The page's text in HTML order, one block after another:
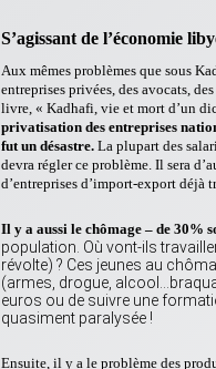
S’agissant de l’économie
Aux mêmes problèmes que sous
entreprises privées, des avocats,
livre, « Kadhafi, vie et mort d’un
privatisation des entreprises
fut un désastre. La plupart des
devra régler ce problème. Il sera
d’entreprises d’import-export déjà
Il y a aussi le chômage – de 30%
population. Où vont-ils
révolte) ? Ces jeunes au
(armes, drogue,
euros ou de suivre une
quasiment paralysée !
Ensuite, il y a le problème des